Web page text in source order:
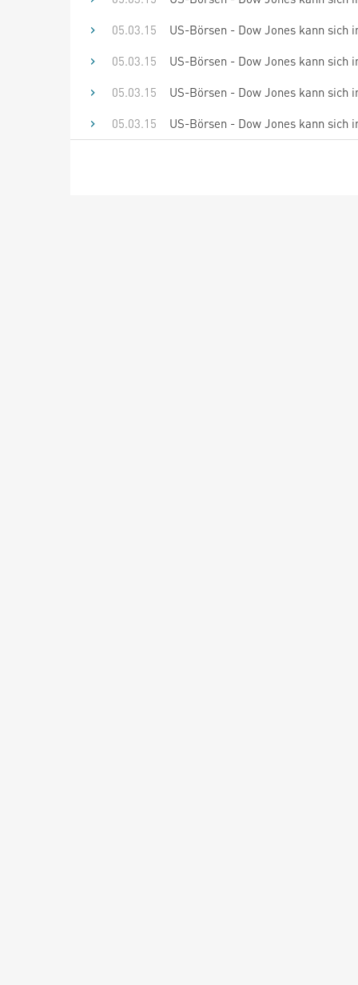
05.03.15
US-Börsen - Dow Jones kann sich
05.03.15
US-Börsen - Dow Jones kann sich
05.03.15
US-Börsen - Dow Jones kann sich
05.03.15
US-Börsen - Dow Jones kann sich